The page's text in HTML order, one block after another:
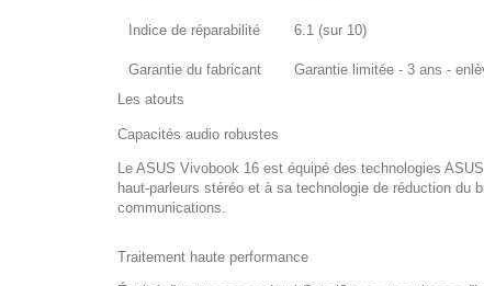
Indice de réparabilité 6.1 (sur 10)
Garantie du fabricant
Garantie limitée - 3 ans -
Les atouts
Capacités audio robustes
Le ASUS Vivobook 16 est équipé des technologies
haut-parleurs stéréo et à sa technologie de réduction
communications.
Traitement haute performance